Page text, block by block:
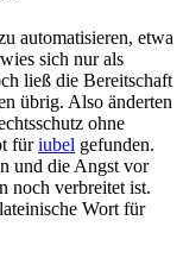
automatisieren, etwa
sich nur als
ließ die Bereitschaft
übrig. Also änderten
ohne
füriubel gefunden.
und die Angst vor
noch verbreitet ist.
Wort für